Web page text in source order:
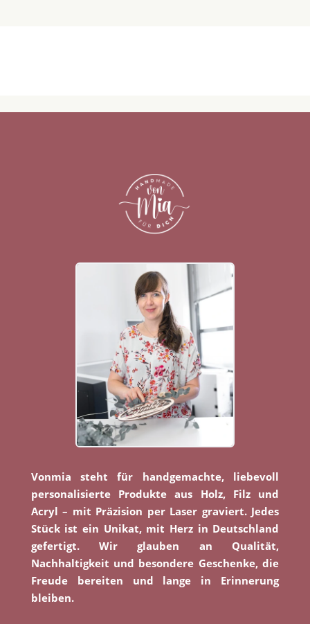
Vonmia steht für handgemachte, liebevoll
personalisierte Produkte aus Holz, Filz und
Acryl – mit Präzision per Laser graviert. Jedes
Stück ist ein Unikat, mit Herz in Deutschland
gefertigt. Wir glauben an Qualität,
Nachhaltigkeit und besondere Geschenke, die
Freude bereiten und lange in Erinnerung
bleiben.